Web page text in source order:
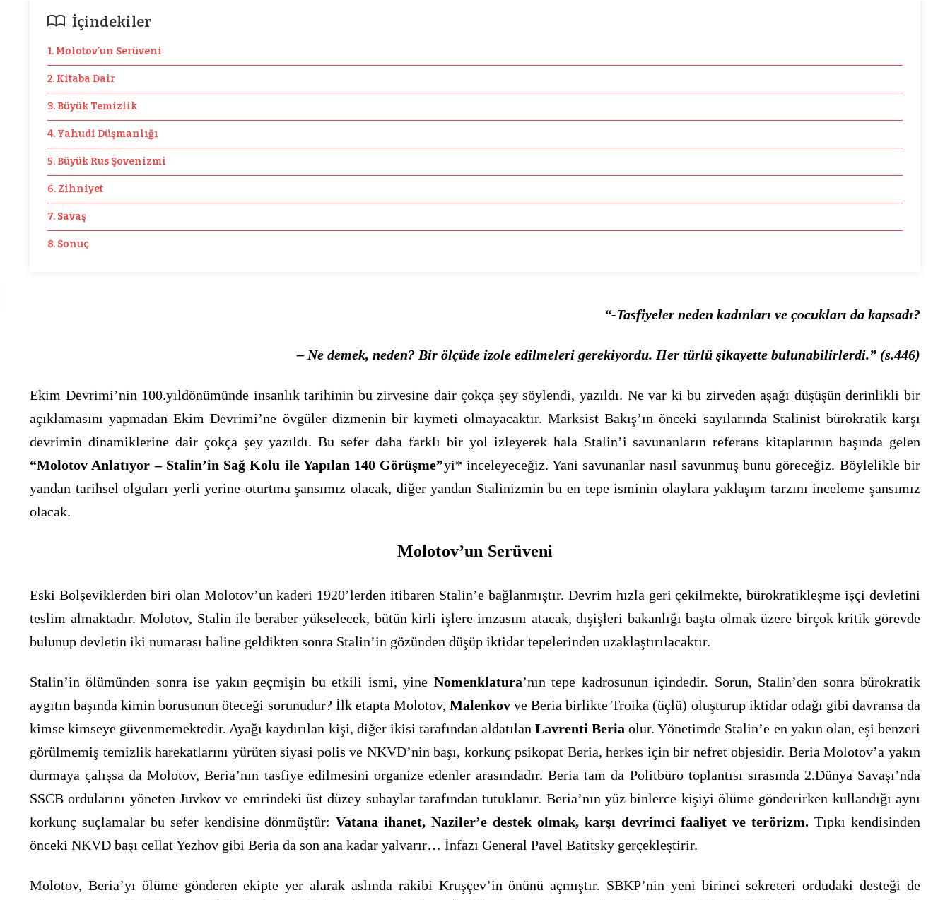
İçindekiler
1. Molotov’un Serüveni
2. Kitaba Dair
3. Büyük Temizlik
4. Yahudi Düşmanlığı
5. Büyük Rus Şovenizmi
6. Zihniyet
7. Savaş
8. Sonuç
“-Tasfiyeler neden kadınları ve çocukları da kapsadı?
– Ne demek, neden? Bir ölçüde izole edilmeleri gerekiyordu. Her türlü şikayette bulunabilirlerdi.” (s.446)
Ekim Devrimi’nin 100.yıldönümünde insanlık tarihinin bu zirvesine dair çokça şey söylendi, yazıldı. Ne var ki bu zirveden aşağı düşüşün derinlikli bir
açıklamasını yapmadan Ekim Devrimi’ne övgüler dizmenin bir kıymeti olmayacaktır. Marksist Bakış’ın önceki sayılarında Stalinist bürokratik karşı
devrimin dinamiklerine dair çokça şey yazıldı. Bu sefer daha farklı bir yol izleyerek hala Stalin’i savunanların referans kitaplarının başında gelen
“Molotov Anlatıyor – Stalin’in Sağ Kolu ile Yapılan 140 Görüşme”yi* inceleyeceğiz. Yani savunanlar nasıl savunmuş bunu göreceğiz. Böylelikle bir
yandan tarihsel olguları yerli yerine oturtma şansımız olacak, diğer yandan Stalinizmin bu en tepe isminin olaylara yaklaşım tarzını inceleme şansımız
olacak.
Molotov’un Serüveni
Eski Bolşeviklerden biri olan Molotov’un kaderi 1920’lerden itibaren Stalin’e bağlanmıştır. Devrim hızla geri çekilmekte, bürokratikleşme işçi devletini
teslim almaktadır. Molotov, Stalin ile beraber yükselecek, bütün kirli işlere imzasını atacak, dışişleri bakanlığı başta olmak üzere birçok kritik görevde
bulunup devletin iki numarası haline geldikten sonra Stalin’in gözünden düşüp iktidar tepelerinden uzaklaştırılacaktır.
Stalin’in ölümünden sonra ise yakın geçmişin bu etkili ismi, yine Nomenklatura’nın tepe kadrosunun içindedir. Sorun, Stalin’den sonra bürokratik
aygıtın başında kimin borusunun öteceği sorunudur? İlk etapta Molotov, Malenkovve Beria birlikte Troika (üçlü) oluşturup iktidar odağı gibi davransa da
kimse kimseye güvenmemektedir. Ayağı kaydırılan kişi, diğer ikisi tarafından aldatılanLavrenti Beria olur. Yönetimde Stalin’e en yakın olan, eşi benzeri
görülmemiş temizlik harekatlarını yürüten siyasi polis ve NKVD’nin başı, korkunç psikopat Beria, herkes için bir nefret objesidir. Beria Molotov’a yakın
durmaya çalışsa da Molotov, Beria’nın tasfiye edilmesini organize edenler arasındadır. Beria tam da Politbüro toplantısı sırasında 2.Dünya Savaşı’nda
SSCB ordularını yöneten Juvkov ve emrindeki üst düzey subaylar tarafından tutuklanır. Beria’nın yüz binlerce kişiyi ölüme gönderirken kullandığı aynı
korkunç suçlamalar bu sefer kendisine dönmüştür:Vatana ihanet, Naziler’e destek olmak, karşı devrimci faaliyet ve terörizm.Tıpkı kendisinden
önceki NKVD başı cellat Yezhov gibi Beria da son ana kadar yalvarır… İnfazı General Pavel Batitsky gerçekleştirir.
Molotov, Beria’yı ölüme gönderen ekipte yer alarak aslında rakibi Kruşçev’in önünü açmıştır. SBKP’nin yeni birinci sekreteri ordudaki desteği de